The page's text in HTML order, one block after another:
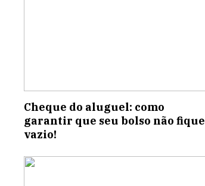
Cheque do aluguel: como
garantir que seu bolso não fique
vazio!